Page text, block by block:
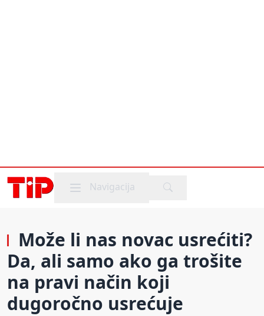
Mobile menu
Navigacija
Može li nas novac usrećiti?
Da, ali samo ako ga trošite
na pravi način koji
dugoročno usrećuje